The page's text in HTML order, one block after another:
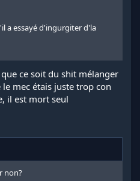
a essayé d'ingurgiter d'la
ce soit du shit mélanger
mec étais juste trop con
il est mort seul
non?